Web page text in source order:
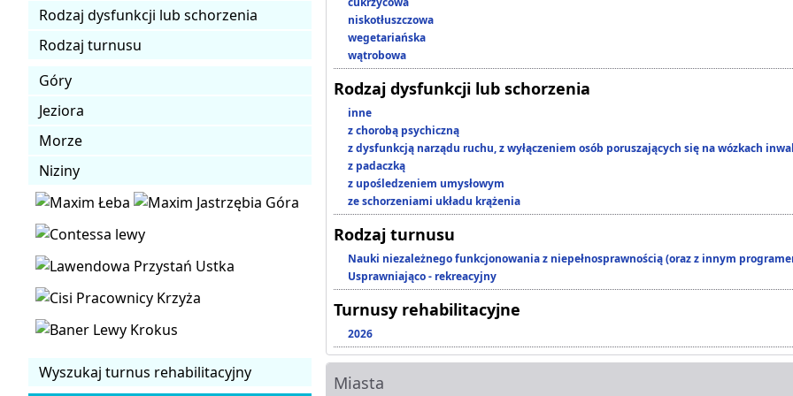
Rodzaj dysfunkcji lub schorzenia
Rodzaj turnusu
Góry
Jeziora
Morze
Niziny
Wyszukaj turnus rehabilitacyjny
niskotłuszczowa
wegetariańska
wątrobowa
Rodzaj dysfunkcji lub schorzenia
inne
z chorobą psychiczną
z dysfunkcją narządu ruchu, z wyłączeniem osób poruszających się na wózkach
z padaczką
z upośledzeniem umysłowym
ze schorzeniami układu krążenia
Rodzaj turnusu
Nauki niezależnego funkcjonowania z niepełnosprawnością (oraz z innym
Usprawniająco - rekreacyjny
Turnusy rehabilitacyjne
2026
Miasta